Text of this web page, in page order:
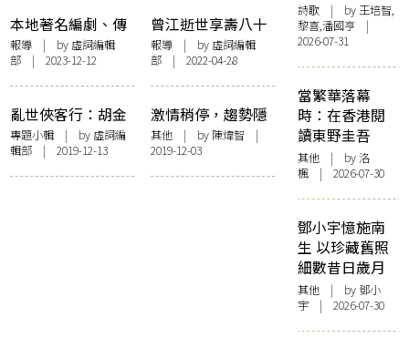
本地著名編劇、傳
媒人林超榮逝世
報導 | by 虛詞編輯
部 | 2023-12-12
曾江逝世享壽八十
七 柏克萊建築系
畢業 演盡小人物
大梟雄
報導| by 虛詞編輯
部 | 2022-04-28
亂世俠客行：胡金
銓專題小輯
專題小輯 | by 虛詞編
輯部 | 2019-12-13
激情稍停，趨勢隱
現：管窺金馬五六
其他| by 陳煒智 |
2019-12-03
詩歌 | by 王培智,
黎喜,潘國亨 |
2026-07-31
當繁華落幕
時：在香港閱
讀東野圭吾
其他 | by洛
楓 | 2026-07-30
鄧小宇憶施南
生 以珍藏舊照
細數昔日歲月
其他 | by 鄧小
宇 | 2026-07-30